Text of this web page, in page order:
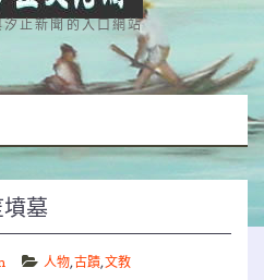
止新聞的入口網站
墳墓
人物,古蹟,文教